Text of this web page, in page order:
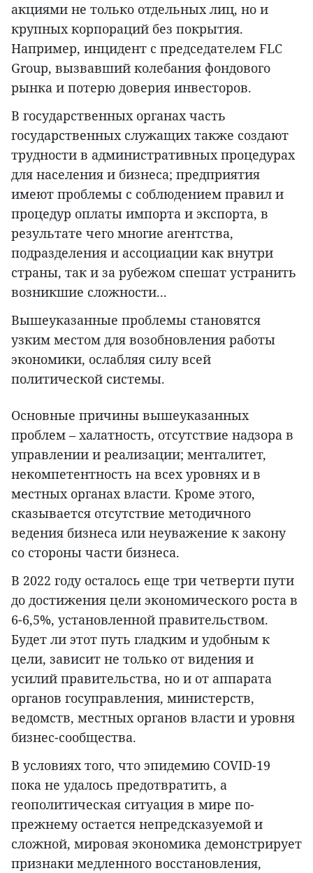
акциями не только отдельных лиц, но и
крупных корпораций без покрытия.
Например, инцидент с председателем FLC
Group, вызвавший колебания фондового
рынка и потерю доверия инвесторов.
В государственных органах часть
государственных служащих также создают
трудности в административных процедурах
для населения и бизнеса; предприятия
имеют проблемы с соблюдением правил и
процедур оплаты импорта и экспорта, в
результате чего многие агентства,
подразделения и ассоциации как внутри
страны, так и за рубежом спешат устранить
возникшие сложности...
Вышеуказанные проблемы становятся
узким местом для возобновления работы
экономики, ослабляя силу всей
политической системы.
Основные причины вышеуказанных
проблем – халатность, отсутствие надзора в
управлении и реализации; менталитет,
некомпетентность на всех уровнях и в
местных органах власти. Кроме этого,
сказывается отсутствие методичного
ведения бизнеса или неуважение к закону
со стороны части бизнеса.
В 2022 году осталось еще три четверти пути
до достижения цели экономического роста в
6-6,5%, установленной правительством.
Будет ли этот путь гладким и удобным к
цели, зависит не только от видения и
усилий правительства, но и от аппарата
органов госуправления, министерств,
ведомств, местных органов власти и уровня
бизнес-сообщества.
В условиях того, что эпидемию COVID-19
пока не удалось предотвратить, а
геополитическая ситуация в мире по-
прежнему остается непредсказуемой и
сложной, мировая экономика демонстрирует
признаки медленного восстановления,